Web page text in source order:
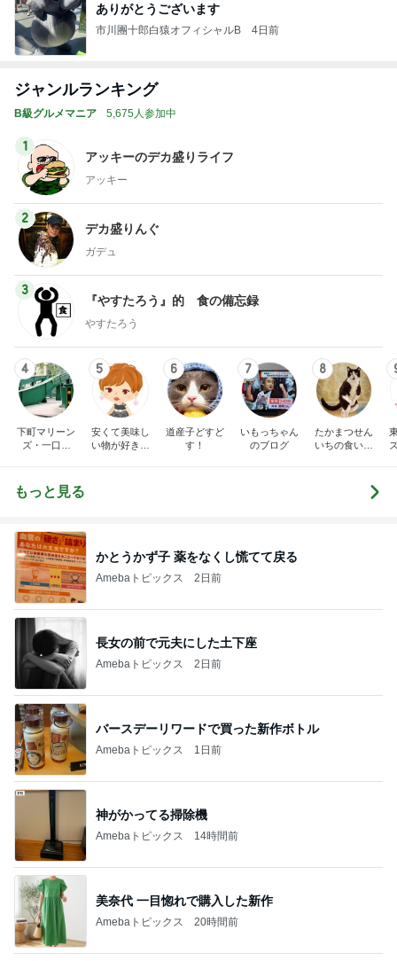
ありがとうございます
市川團十郎白猿オフィシャルB 4日前
ジャンルランキング
B級グルメマニア 5,675人参加中
1
アッキーのデカ盛りライフ
アッキー
2
デカ盛りんぐ
ガデュ
3
『やすたろう』的 食の備忘録
やすたろう
4
下町マリーン
ズ・一口馬
そば
5
安くて美味し
い物が好き☆
6
道産子どすど
す！
7
いもっちゃん
のブログ
8
たかまつせん
いちの食い散
もっと見る
かとうかず子 薬をなくし慌てて戻る
Amebaトピックス 2日前
長女の前で元夫にした土下座
Amebaトピックス 2日前
バースデーリワードで買った新作ボトル
Amebaトピックス 1日前
神がかってる掃除機
Amebaトピックス 14時間前
美奈代 一目惚れで購入した新作
Amebaトピックス 20時間前